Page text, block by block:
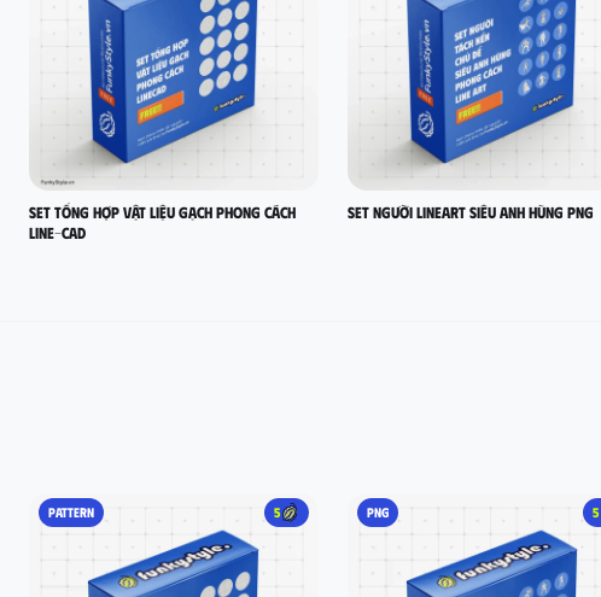
set tổng hợp vật liệu gạch phong cách
LINE-CAD
Set người lineart siêu anh hùng PNG
PATTERN 5 PNG 5